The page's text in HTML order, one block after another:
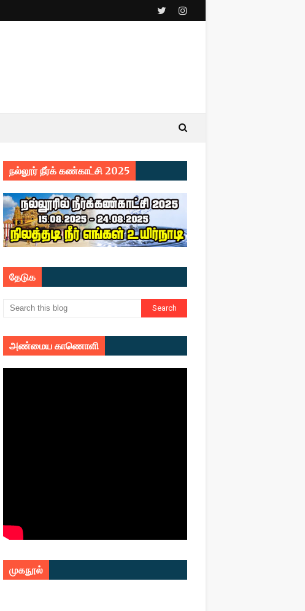
நல்லூர் நீர்க் கண்காட்சி 2025
தேடுக
அண்மைய காணொளி
முகநூல்